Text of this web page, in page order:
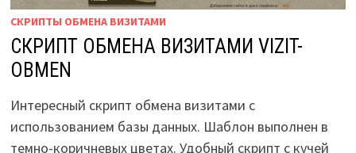
СКРИПТЫ ОБМЕНА ВИЗИТАМИ
СКРИПТ ОБМЕНА ВИЗИТАМИ VIZIT-
OBMEN
Интересный скрипт обмена визитами с
использованием базы данных. Шаблон выполнен в
темно-коричневых цветах. Удобный скрипт с кучей